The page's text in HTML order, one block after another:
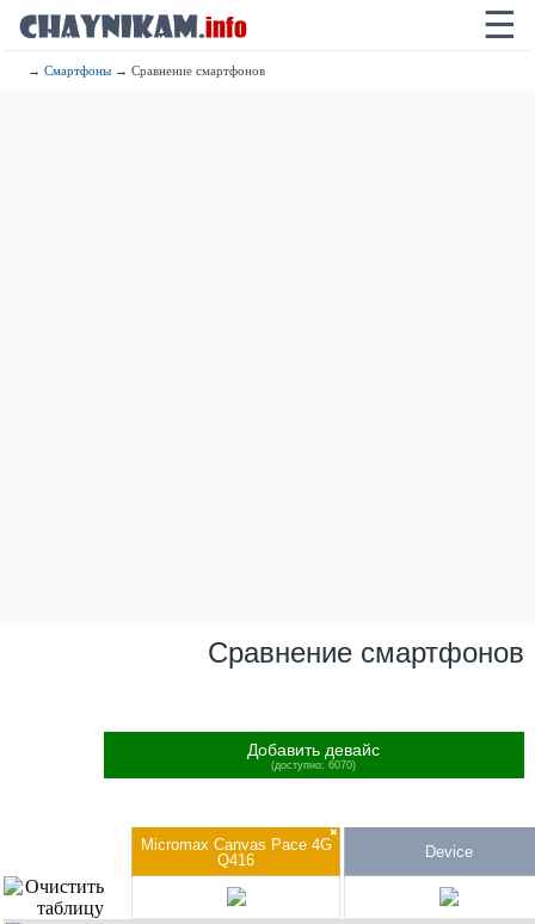
☰
→Смартфоны → Сравнение смартфонов
Сравнение смартфонов
Добавить девайс
(доступно: 6070)
✖
Micromax Canvas Pace 4G
Q416
Device